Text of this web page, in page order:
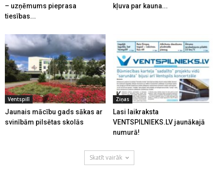
– uzņēmums pieprasa
tiesības...
kļuva par kauna...
Ventspilī
Jaunais mācību gads sākas ar
svinībām pilsētas skolās
Ziņas
Lasi laikraksta
VENTSPILNIEKS.LV jaunākajā
numurā!
Skatīt vairāk